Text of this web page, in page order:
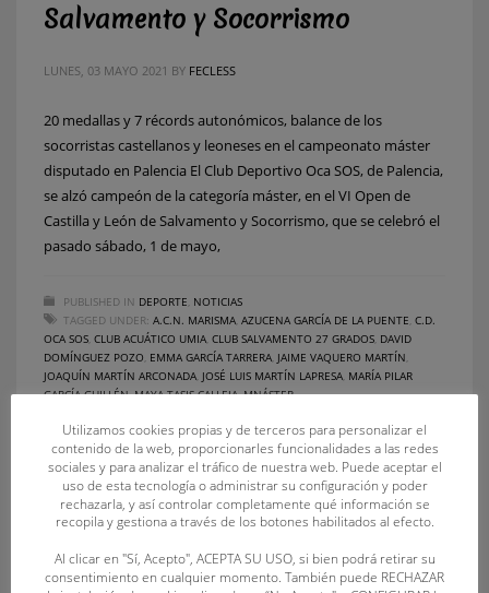
Salvamento y Socorrismo
LUNES, 03 MAYO 2021 BY FECLESS
20 medallas y 7 récords autonómicos, balance de los
socorristas castellanos y leoneses en el campeonato máster
disputado en Palencia El Club Deportivo Oca SOS, de Palencia,
se alzó campeón de la categoría máster, en el VI Open de
Castilla y León de Salvamento y Socorrismo, que se celebró el
pasado sábado, 1 de mayo,
PUBLISHED IN DEPORTE NOTICIAS
TAGGED UNDER: A.C.N. MARISMA AZUCENA GARCÍA DE LA PUENTE C.D.
OCA SOS CLUB ACUÁTICO UMIA CLUB SALVAMENTO 27 GRADOS DAVID
DOMÍNGUEZ POZO EMMA GARCÍA TARRERA JAIME VAQUERO MARTÍN
JOAQUÍN MARTÍN ARCONADA JOSÉ LUIS MARTÍN LAPRESA MARÍA PILAR
GARCÍA GUILLÉN,MAYA TASIS CALLEJA,MNÁSTER
Utilizamos cookies propias y de terceros para personalizar el
contenido de la web, proporcionarles funcionalidades a las redes
sociales y para analizar el tráfico de nuestra web. Puede aceptar el
uso de esta tecnología o administrar su configuración y poder
rechazarla, y así controlar completamente qué información se
recopila y gestiona a través de los botones habilitados al efecto.
Al clicar en "Sí, Acepto", ACEPTA SU USO, si bien podrá retirar su
consentimiento en cualquier momento. También puede RECHAZAR